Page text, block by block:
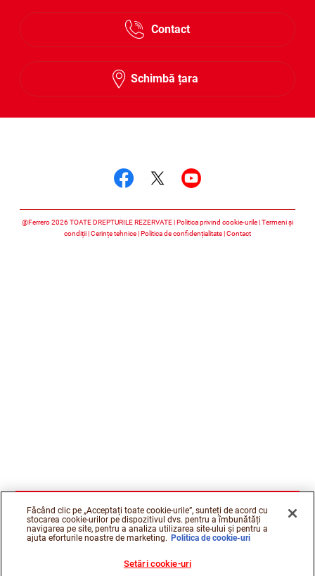
Contact
Schimbă țara
@Ferrero 2026 TOATE DREPTURILE REZERVATE Politica privind cookie-urile Termeni și
condiții Cerințe tehnice Politica de confidențialitate Contact
Făcând clic pe „Acceptați toate cookie-urile”, sunteți de acord cu
stocarea cookie-urilor pe dispozitivul dvs. pentru a îmbunătăți
navigarea pe site, pentru a analiza utilizarea site-ului și pentru a
ajuta eforturile noastre de marketing. Politica de cookie-uri
Setări cookie-uri